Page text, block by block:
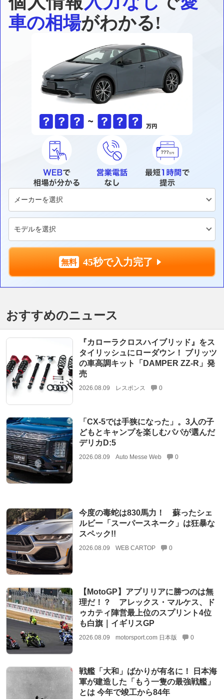
車の相場がわかる!
45秒で入力完了
おすすめのニュース
『カローラクロスハイブリッド』をス
タイリッシュにローダウン！ ブリッツ
の車高調キット「DAMPER ZZ-R」発
売
2026.08.09 レスポンス 0
「CX-5では手狭になった」。3人の子
どもとキャンプを楽しむパパが選んだ
デリカD:5
2026.08.09 Auto Messe Web 0
今度の毒蛇は830馬力！ 蘇ったシェ
ルビー「スーパースネーク」は狂暴な
スペック!!
2026.08.09 WEB CARTOP 0
【MotoGP】アプリリアに勝つのは無
理だ！？ アレックス・マルケス、ド
ゥカティ陣営最上位のスプリント4位
も白旗｜イギリスGP
2026.08.09 motorsport.com 日本版 0
戦艦「大和」ばかりが有名に！ 日本海
軍が建造した「もう一隻の最強戦艦」
とは 今年で竣工から84年